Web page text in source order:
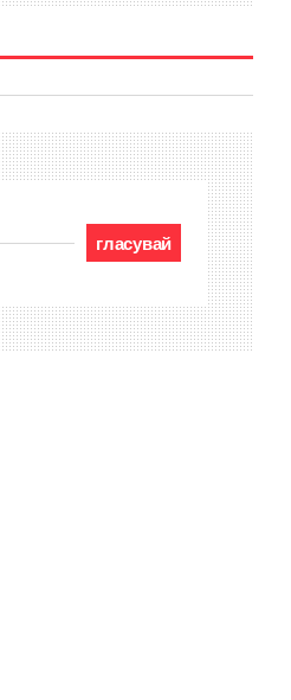
гласувай